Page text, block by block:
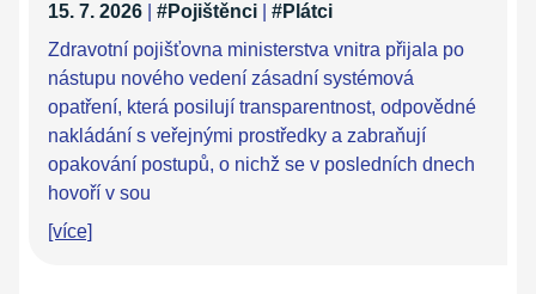
15. 7. 2026 #Pojištěnci
#Plátci
Zdravotní pojišťovna ministerstva vnitra přijala po
nástupu nového vedení zásadní systémová
opatření, která posilují transparentnost, odpovědné
nakládání s veřejnými prostředky a zabraňují
opakování postupů, o nichž se v posledních dnech
hovoří v sou
[více]